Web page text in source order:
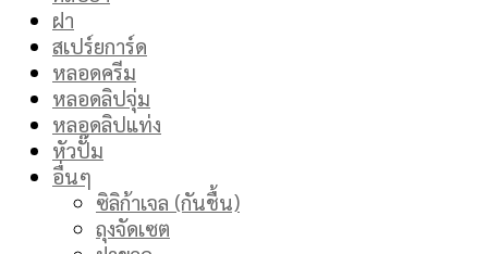
ฝา
สเปร์ยการ์ด
หลอดครีม
หลอดลิปจุ่ม
หลอดลิปแท่ง
หัวปั๊ม
อื่นๆ
ซิลิก้าเจล (กันชื้น)
ถุงจัดเซต